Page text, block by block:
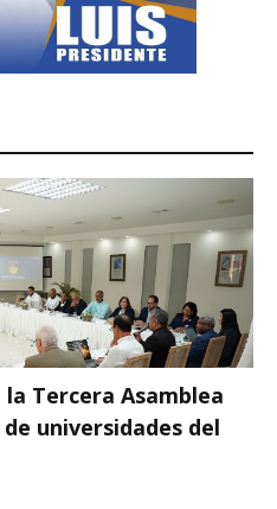
la Tercera Asamblea
universidades del